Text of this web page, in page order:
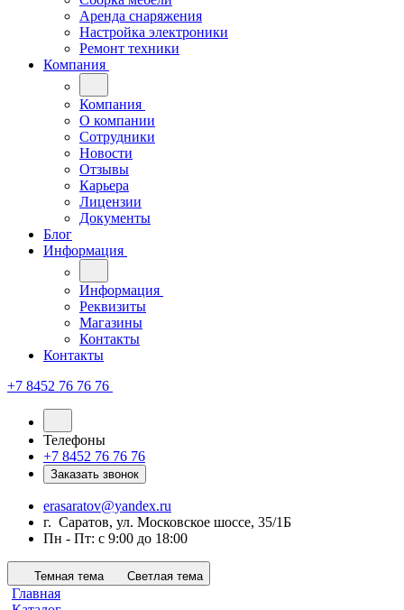
Аренда снаряжения
Настройка электроники
Ремонт техники
Компания
Компания
О компании
Сотрудники
Новости
Отзывы
Карьера
Лицензии
Документы
Блог
Информация
Информация
Реквизиты
Магазины
Контакты
Контакты
+7 8452 76 76 76
Телефоны
+7 8452 76 76 76
Заказать звонок
erasaratov@yandex.ru
г. Саратов, ул. Московское шоссе, 35/1Б
Пн - Пт: с 9:00 до 18:00
Темная тема Светлая тема
Главная